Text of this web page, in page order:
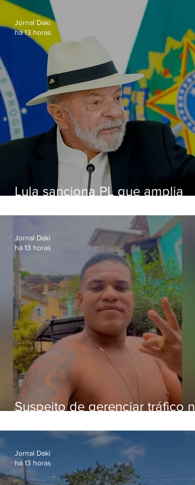
Lula sanciona PL que amplia
crianças
Jornal Daki
há 13 horas
Suspeito de gerenciar tráfico na
foragido
Jornal Daki
há 13 horas
Jornal Daki
há 13 horas